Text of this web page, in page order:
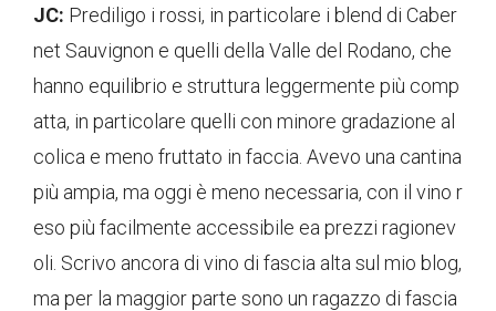
JC: Prediligo i rossi, in particolare i blend di Caber
net Sauvignon e quelli della Valle del Rodano, che
hanno equilibrio e struttura leggermente più comp
atta, in particolare quelli con minore gradazione al
colica e meno fruttato in faccia. Avevo una cantina
più ampia, ma oggi è meno necessaria, con il vino r
eso più facilmente accessibile ea prezzi ragionev
oli. Scrivo ancora di vino di fascia alta sul mio blog,
ma per la maggior parte sono un ragazzo di fascia